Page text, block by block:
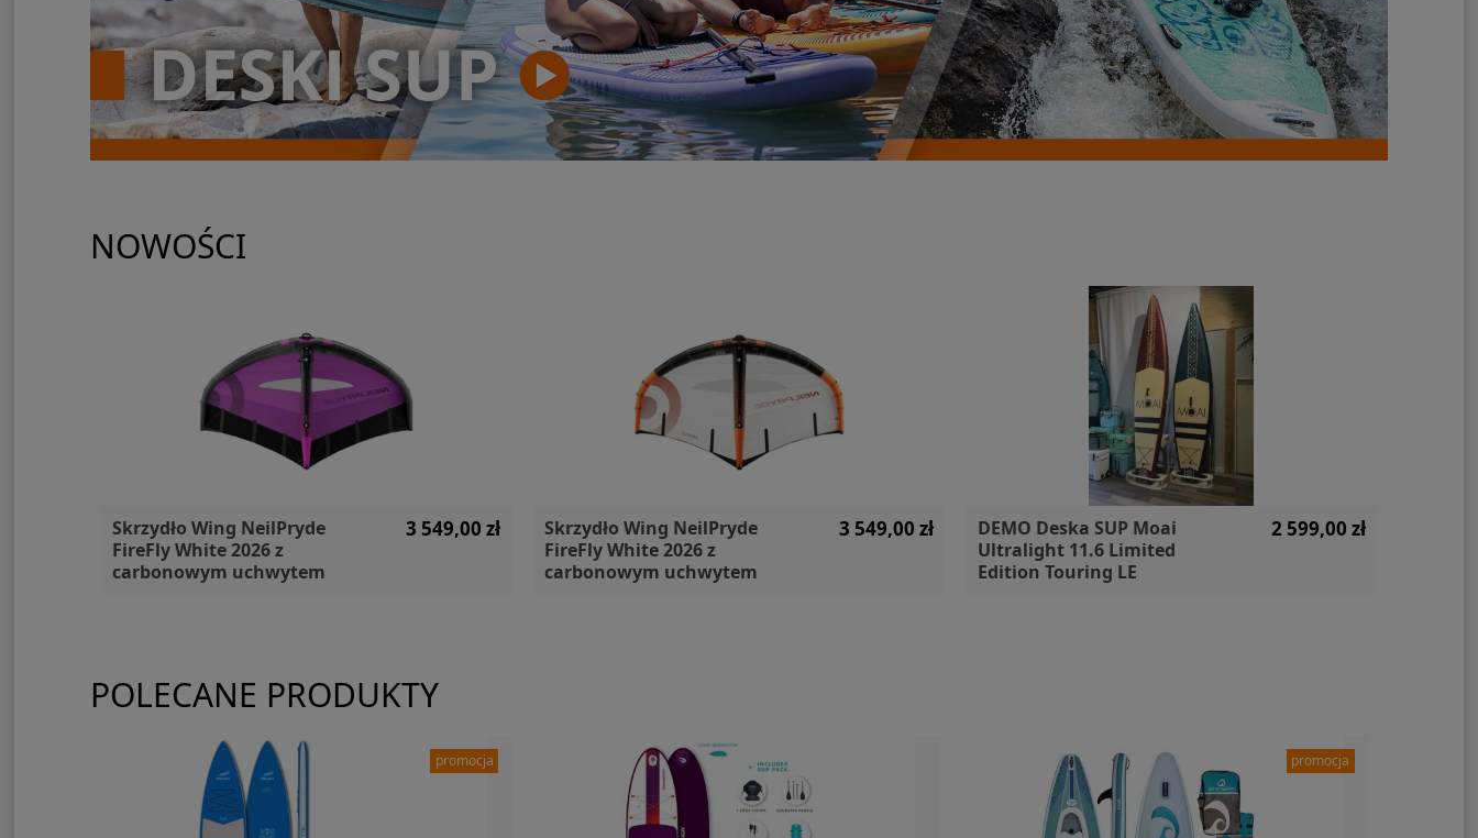
NOWOŚCI
Skrzydło Wing NeilPryde
FireFly White 2026 z
carbonowym uchwytem
3 549,00 zł
Skrzydło Wing NeilPryde
FireFly White 2026 z
carbonowym uchwytem
3 549,00 zł
DEMO Deska SUP Moai
Ultralight 11.6 Limited
Edition Touring LE
2 599,00 zł
POLECANE PRODUKTY
promocja promocja